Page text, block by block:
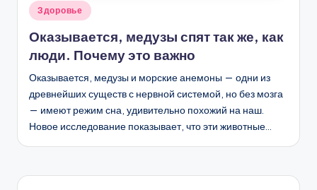
Опубликовано
Здоровье
Оказывается, медузы спят так же, как
люди. Почему это важно
Оказывается, медузы и морские анемоны — одни из
древнейших существ с нервной системой, но без мозга
— имеют режим сна, удивительно похожий на наш.
Новое исследование показывает, что эти животные…